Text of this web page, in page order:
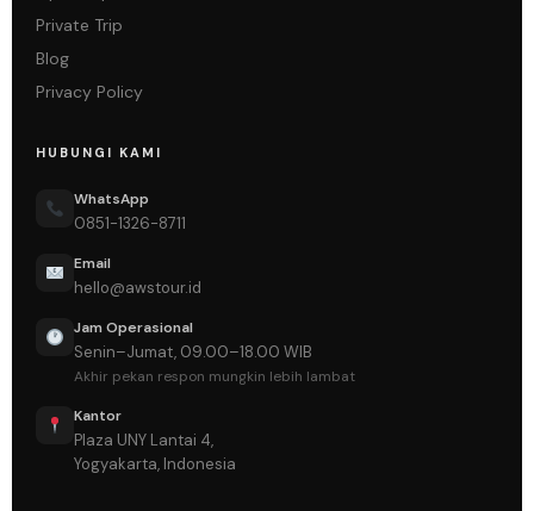
Private Trip
Blog
Privacy Policy
HUBUNGI KAMI
WhatsApp
0851-1326-8711
Email
hello@awstour.id
Jam Operasional
Senin–Jumat, 09.00–18.00 WIB
Akhir pekan respon mungkin lebih lambat
Kantor
Plaza UNY Lantai 4,
Yogyakarta, Indonesia